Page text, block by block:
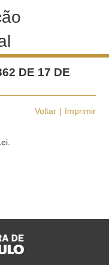
DE 17 DE
Voltar Imprimir